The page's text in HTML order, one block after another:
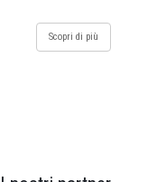
Scopri di più